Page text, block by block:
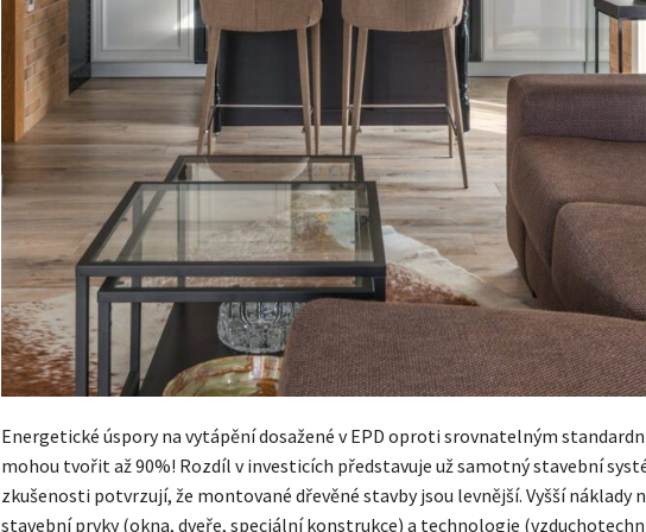
Energetické úspory na vytápění dosažené v EPD oproti srovnatelným
mohou tvořit až 90%! Rozdíl v investicích představuje už samotný stavební
zkušenosti potvrzují, že montované dřevěné stavby jsou levnější. Vyšší náklady
stavební prvky (okna, dveře, speciální konstrukce) a technologie